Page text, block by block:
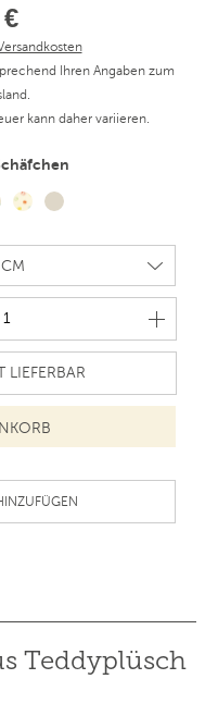
Ihren Angaben zum
kann daher variieren.
MENGE
LIEFERBAR
Teddyplüsch